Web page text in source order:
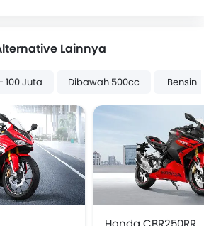
Lainnya
100 Juta Dibawah 500cc Bensin